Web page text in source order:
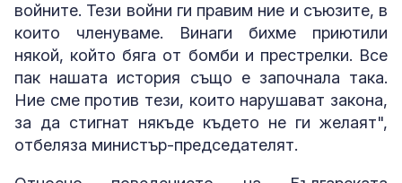
войните. Тези войни ги правим ние и съюзите, в
които членуваме. Винаги бихме приютили
някой, който бяга от бомби и престрелки. Все
пак нашата история също е започнала така.
Ние сме против тези, които нарушават закона,
за да стигнат някъде където не ги желаят",
отбеляза министър-председателят.